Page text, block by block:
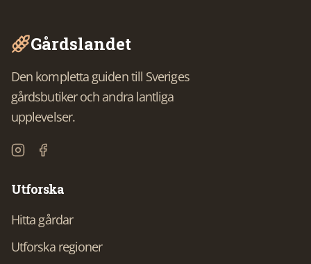
Gårdslandet
Den kompletta guiden till Sveriges
gårdsbutiker och andra lantliga
upplevelser.
Utforska
Hitta gårdar
Utforska regioner